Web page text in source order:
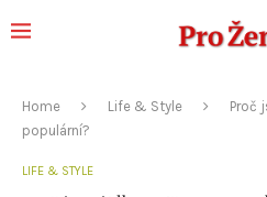
Home Life & Style
Proč
populární?
LIFE & STYLE